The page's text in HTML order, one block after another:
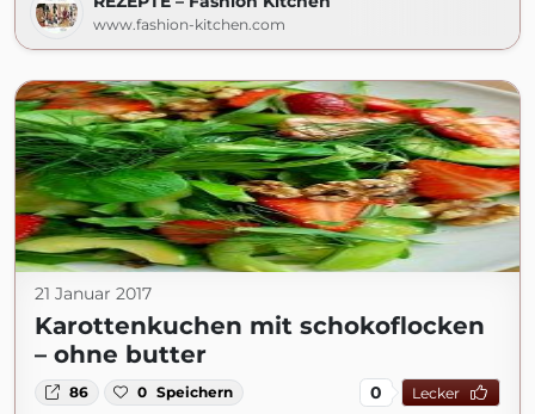
www.fashion-kitchen.com
21 Januar 2017
Karottenkuchen mit schokoflocken
– ohne butter
86 0 Speichern 0 Lecker